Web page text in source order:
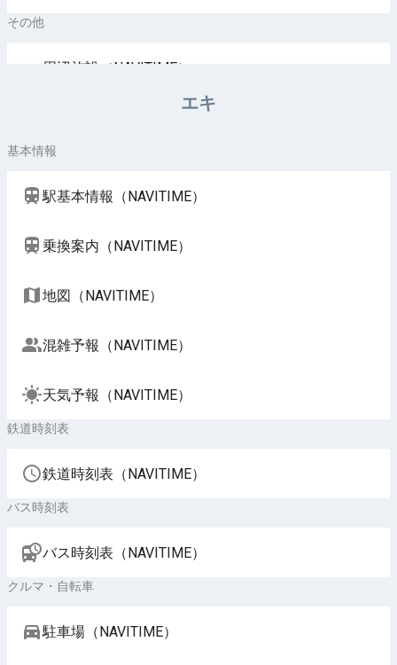
その他
周辺施設（NAVITIME）
エキ
基本情報
駅基本情報（NAVITIME）
乗換案内（NAVITIME）
地図（NAVITIME）
混雑予報（NAVITIME）
天気予報（NAVITIME）
鉄道時刻表
鉄道時刻表（NAVITIME）
バス時刻表
バス時刻表（NAVITIME）
クルマ・自転車
駐車場（NAVITIME）